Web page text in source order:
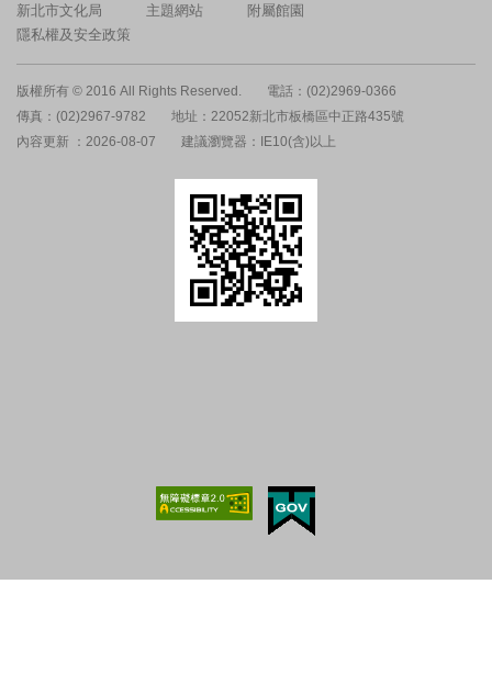
新北市文化局 主題網站
附屬館園
隱私權及安全政策
版權所有 © 2016 All Rights Reserved.
電話：(02)2969-0366
傳真：(02)2967-9782
地址：22052新北市板橋區中正路435號
內容更新 ：2026-08-07
建議瀏覽器：IE10(含)以上